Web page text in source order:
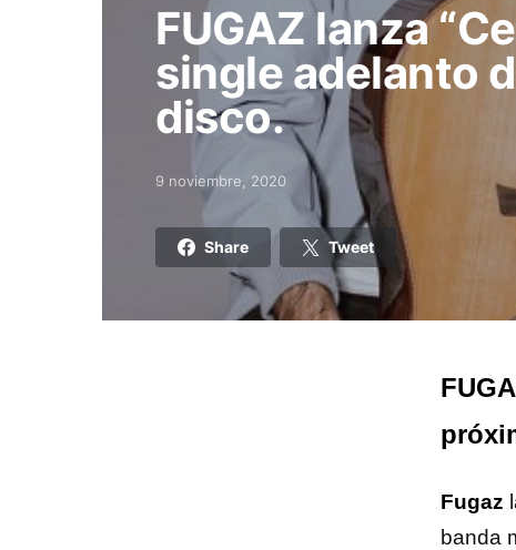
FUGAZ lanza
single adelanto
disco.
Posted on
9 noviembre, 2020
Share Tweet
Fugaz
banda